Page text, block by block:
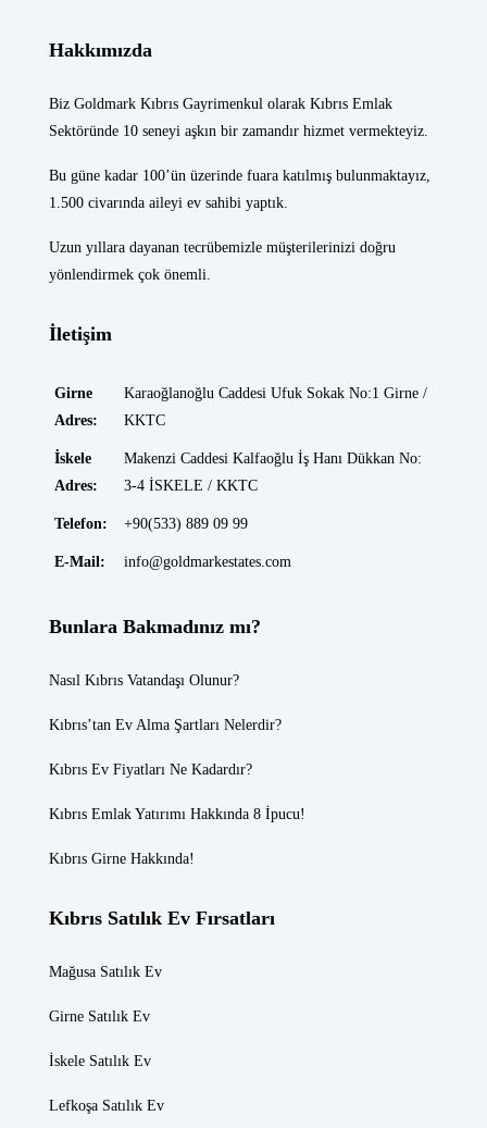
Hakkımızda
Biz Goldmark Kıbrıs Gayrimenkul olarak Kıbrıs Emlak
Sektöründe 10 seneyi aşkın bir zamandır hizmet vermekteyiz.
Bu güne kadar 100’ün üzerinde fuara katılmış bulunmaktayız,
1.500 civarında aileyi ev sahibi yaptık.
Uzun yıllara dayanan tecrübemizle müşterilerinizi doğru
yönlendirmek çok önemli.
İletişim
Girne
Adres:
Karaoğlanoğlu Caddesi Ufuk Sokak No:1 Girne /
KKTC
İskele
Adres:
Makenzi Caddesi Kalfaoğlu İş Hanı Dükkan No:
3-4 İSKELE / KKTC
Telefon: +90(533) 889 09 99
E-Mail: info@goldmarkestates.com
Bunlara Bakmadınız mı?
Nasıl Kıbrıs Vatandaşı Olunur?
Kıbrıs’tan Ev Alma Şartları Nelerdir?
Kıbrıs Ev Fiyatları Ne Kadardır?
Kıbrıs Emlak Yatırımı Hakkında 8 İpucu!
Kıbrıs Girne Hakkında!
Kıbrıs Satılık Ev Fırsatları
Mağusa Satılık Ev
Girne Satılık Ev
İskele Satılık Ev
Lefkoşa Satılık Ev